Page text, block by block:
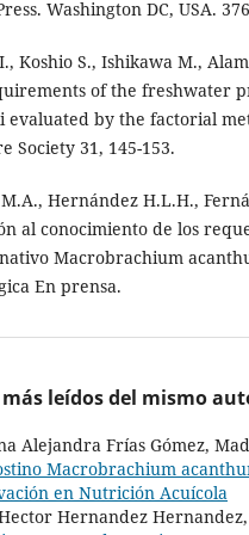
Washington DC, USA.
Koshio S., Ishikawa M.,
of the freshwater
evaluated by the factorial
Society 31, 145-153.
Hernández H.L.H.,
al conocimiento de los
Macrobrachium
En prensa.
leídos del mismo
Alejandra Frías Gómez,
Macrobrachium
en Nutrición Acuícola
Hernandez